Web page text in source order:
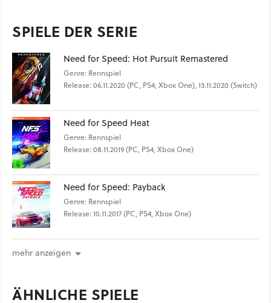
SPIELE DER SERIE
Need for Speed: Hot Pursuit Remastered
Genre: Rennspiel
Release: 06.11.2020 (PC, PS4, Xbox One), 13.11.2020 (Switch)
Need for Speed Heat
Genre: Rennspiel
Release: 08.11.2019 (PC, PS4, Xbox One)
Need for Speed: Payback
Genre: Rennspiel
Release: 10.11.2017 (PC, PS4, Xbox One)
mehr anzeigen
ÄHNLICHE SPIELE